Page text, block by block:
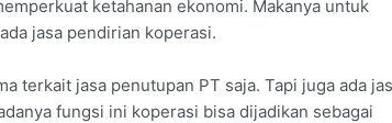
ketahanan ekonomi. Makanya untuk
jasa pendirian koperasi.
terkait jasa penutupan PT saja. Tapi juga ada
fungsi ini koperasi bisa dijadikan sebagai